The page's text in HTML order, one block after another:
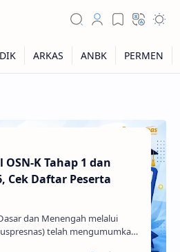
K Tahap 1 dan
Cek Daftar Peserta
dan Menengah melalui
mengumumkan